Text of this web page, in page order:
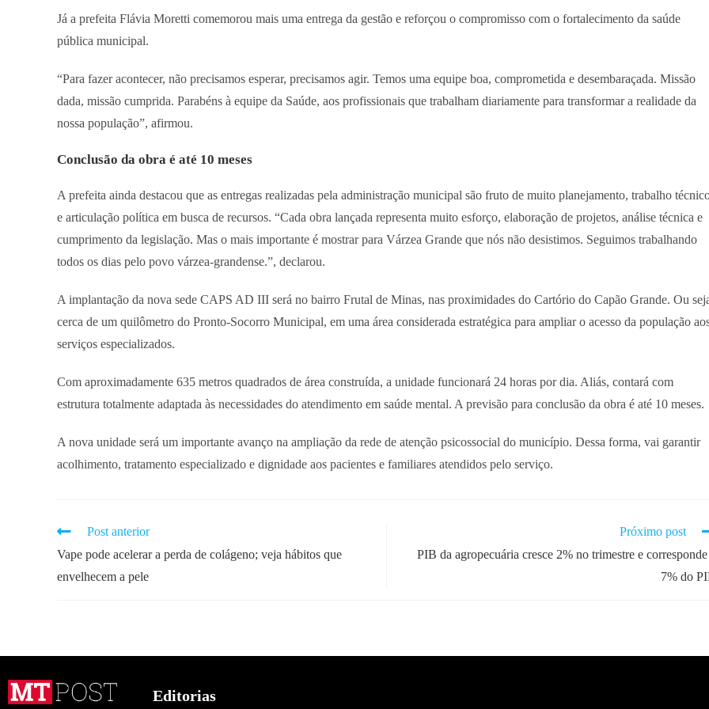
Já a prefeita Flávia Moretti comemorou mais uma entrega da gestão e reforçou o compromisso com o fortalecimento da saúde
pública municipal.
“Para fazer acontecer, não precisamos esperar, precisamos agir. Temos uma equipe boa, comprometida e desembaraçada. Missão
dada, missão cumprida. Parabéns à equipe da Saúde, aos profissionais que trabalham diariamente para transformar a realidade da
nossa população”, afirmou.
Conclusão da obra é até 10 meses
A prefeita ainda destacou que as entregas realizadas pela administração municipal são fruto de muito planejamento, trabalho
e articulação política em busca de recursos. “Cada obra lançada representa muito esforço, elaboração de projetos, análise técnica e
cumprimento da legislação. Mas o mais importante é mostrar para Várzea Grande que nós não desistimos. Seguimos trabalhando
todos os dias pelo povo várzea-grandense.”, declarou.
A implantação da nova sede CAPS AD III será no bairro Frutal de Minas, nas proximidades do Cartório do Capão Grande. Ou
cerca de um quilômetro do Pronto-Socorro Municipal, em uma área considerada estratégica para ampliar o acesso da população
serviços especializados.
Com aproximadamente 635 metros quadrados de área construída, a unidade funcionará 24 horas por dia. Aliás, contará com
estrutura totalmente adaptada às necessidades do atendimento em saúde mental. A previsão para conclusão da obra é até 10 meses.
A nova unidade será um importante avanço na ampliação da rede de atenção psicossocial do município. Dessa forma, vai garantir
acolhimento, tratamento especializado e dignidade aos pacientes e familiares atendidos pelo serviço.
Post anterior
Vape pode acelerar a perda de colágeno; veja hábitos que
envelhecem a pele
Próximo post
PIB da agropecuária cresce 2% no trimestre e corresponde
7% do
Editorias